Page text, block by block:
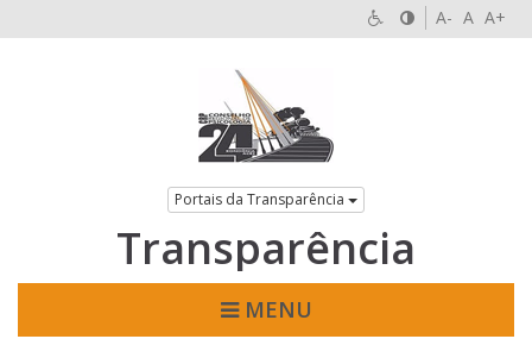
A- A A+
Portais da Transparência
Transparência
MENU